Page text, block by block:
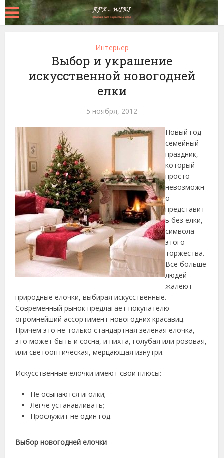
Интерьер
Выбор и украшение
искусственной новогодней
елки
5 ноября, 2012
Новый год –
семейный
праздник,
который
просто
невозможн
о
представит
ь без елки,
символа
этого
торжества.
Все больше
людей
жалеют
природные елочки, выбирая искусственные.
Современный рынок предлагает покупателю
огромнейший ассортимент новогодних красавиц.
Причем это не только стандартная зеленая елочка,
это может быть и сосна, и пихта, голубая или розовая,
или светооптическая, мерцающая изнутри.
Искусственные елочки имеют свои плюсы:
Не осыпаются иголки;
Легче устанавливать;
Прослужит не один год.
Выбор новогодней елочки